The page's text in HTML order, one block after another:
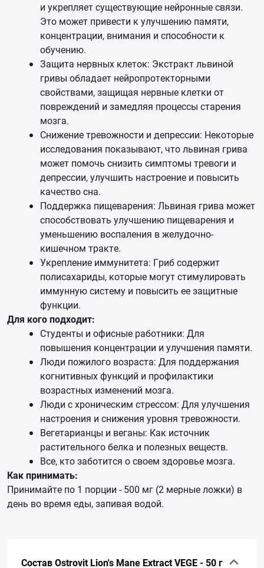
и укрепляет существующие нейронные связи.
Это может привести к улучшению памяти,
концентрации, внимания и способности к
обучению.
Защита нервных клеток: Экстракт львиной
гривы обладает нейропротекторными
свойствами, защищая нервные клетки от
повреждений и замедляя процессы старения
мозга.
Снижение тревожности и депрессии: Некоторые
исследования показывают, что львиная грива
может помочь снизить симптомы тревоги и
депрессии, улучшить настроение и повысить
качество сна.
Поддержка пищеварения: Львиная грива может
способствовать улучшению пищеварения и
уменьшению воспаления в желудочно-
кишечном тракте.
Укрепление иммунитета: Гриб содержит
полисахариды, которые могут стимулировать
иммунную систему и повысить ее защитные
функции.
Для кого подходит:
Студенты и офисные работники: Для
повышения концентрации и улучшения памяти.
Люди пожилого возраста: Для поддержания
когнитивных функций и профилактики
возрастных изменений мозга.
Люди с хроническим стрессом: Для улучшения
настроения и снижения уровня тревожности.
Вегетарианцы и веганы: Как источник
растительного белка и полезных веществ.
Все, кто заботится о своем здоровье мозга.
Как принимать:
Принимайте по 1 порции - 500 мг (2 мерные ложки) в
день во время еды, запивая водой.
Состав Ostrovit Lion's Mane Extract VEGE - 50 г